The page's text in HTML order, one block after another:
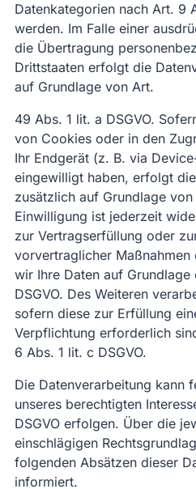
Datenkategorien nach Art. 9
werden. Im Falle einer
die Übertragung
Drittstaaten erfolgt die
auf Grundlage von Art.
49 Abs. 1 lit. a DSGVO.
von Cookies oder in den
Ihr Endgerät (z. B. via
eingewilligt haben, erfolgt
zusätzlich auf Grundlage
Einwilligung ist jederzeit
zur Vertragserfüllung oder
vorvertraglicher
wir Ihre Daten auf
DSGVO. Des Weiteren
sofern diese zur Erfüllung
Verpflichtung erforderlich
6 Abs. 1 lit. c DSGVO.
Die Datenverarbeitung kann
unseres berechtigten
DSGVO erfolgen. Über die
einschlägigen
folgenden Absätzen dieser
informiert.